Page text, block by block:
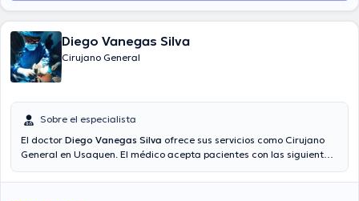
Diego Vanegas Silva
Cirujano General
Sobre el especialista
El doctor Diego Vanegas Silva ofrece sus servicios como Cirujano
General en Usaquen. El médico acepta pacientes con las siguientes
abarca todo lo relacionado con Apendicitis, Cirugía digestiva,